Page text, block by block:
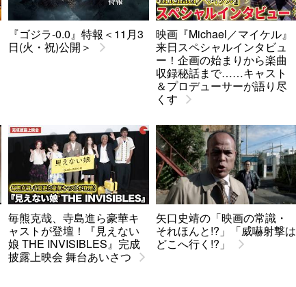
『ゴジラ-0.0』特報＜11月3
日(火・祝)公開＞
映画『Michael／マイケル』
来日スペシャルインタビュ
ー！企画の始まりから楽曲
収録秘話まで……キャスト
＆プロデューサーが語り尽
くす
毎熊克哉、寺島進ら豪華キ
ャストが登壇！『見えない
娘 THE INVISIBLES』完成
披露上映会 舞台あいさつ
矢口史靖の「映画の常識・
それほんと!?」「威嚇射撃は
どこへ行く!?」